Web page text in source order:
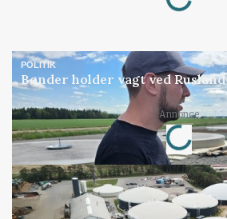
POLITIK
Bønder holder vagt ved Rusland
Annonce
Loading...